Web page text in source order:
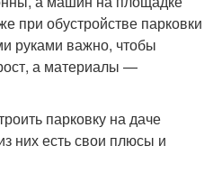
при обустройстве парковки
руками важно, чтобы
а материалы —
парковку на даче
них есть свои плюсы и